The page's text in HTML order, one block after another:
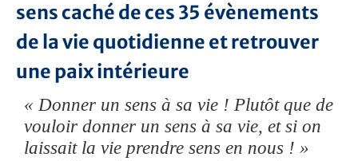
sens caché de ces 35 évènements
de la vie quotidienne et retrouver
une paix intérieure
« Donner un sens à sa vie ! Plutôt que de
vouloir donner un sens à sa vie, et si on
laissait la vie prendre sens en nous ! »